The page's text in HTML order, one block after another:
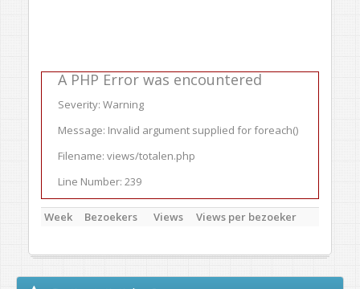
A PHP Error was encountered
Severity: Warning
Message: Invalid argument supplied for foreach()
Filename: views/totalen.php
Line Number: 239
Week Bezoekers Views Views per bezoeker